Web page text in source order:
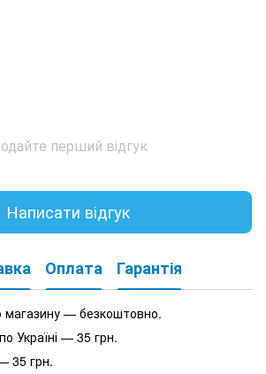
перший відгук
Написати відгук
Оплата Гарантія
магазину — безкоштовно.
Україні — 35 грн.
35 грн.